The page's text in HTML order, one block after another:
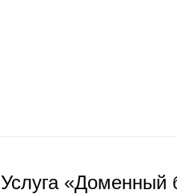
Услуга «Доменный